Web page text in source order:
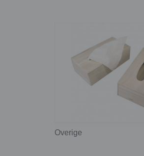
Overige